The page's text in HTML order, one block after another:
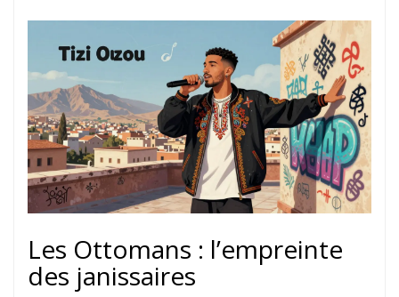
Les Ottomans : l’empreinte
des janissaires